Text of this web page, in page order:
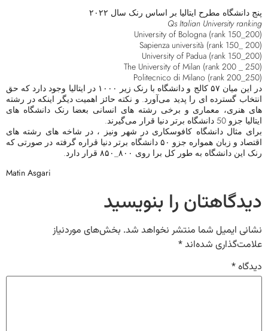
پنج دانشگاه مطرح ایتالیا بر اساس رنک سال ۲۰۲۲
Qs Italian University ranking
University of Bologna (rank 150_200)
Sapienza università (rank 150_ 200)
University of Padua (rank 150_200)
The University of Milan (rank 200 _ 250)
Politecnico di Milano (rank 200_250)
در این میان ۵۷ کالج و دانشگاه با رنک زیر ۱۰۰۰ در ایتالیا وجود دارد که حق
انتخاب گسترده ای را پدید می‌آورد. و نکته حائز اهمیت دیگر اینکه در رشته
های هنری، معماری و برخی رشته های انسانی بعضا رنک دانشگاه های
ایتالیا جزو 50 دانشگاه برتر دنیا قرار می‌گیرند.
برای مثال دانشگاه کافوسکاری در شهر ونیز ، در شاخه های رشته های
اقتصاد و زبان همواره جزو ۵۰ دانشگاه برتر دنیا قراره گرفته در صورتی که
رنک این دانشگاه به طور کل برا روی ۸۰۰_۸۵۰ قرار دارد.
Matin Asgari
دیدگاهتان را بنویسید
نشانی ایمیل شما منتشر نخواهد شد. بخش‌های موردنیاز
علامت‌گذاری شده‌اند*
دیدگاه*